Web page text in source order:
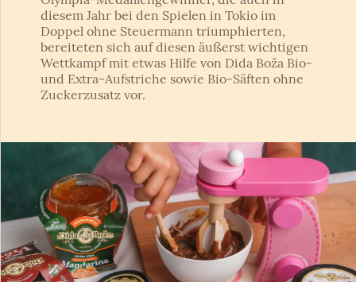
diesem Jahr bei den Spielen in Tokio im
Doppel ohne Steuermann triumphierten,
bereiteten sich auf diesen äußerst wichtigen
Wettkampf mit etwas Hilfe von Dida Boža Bio-
und Extra-Aufstriche sowie Bio-Säften ohne
Zuckerzusatz vor.